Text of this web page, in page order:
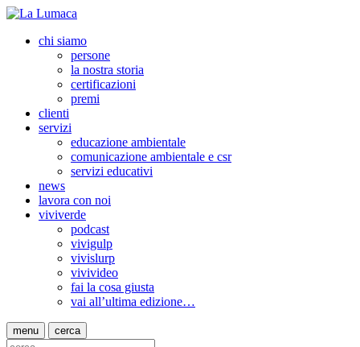
chi siamo
persone
la nostra storia
certificazioni
premi
clienti
servizi
educazione ambientale
comunicazione ambientale e csr
servizi educativi
news
lavora con noi
viviverde
podcast
vivigulp
vivislurp
vivivideo
fai la cosa giusta
vai all’ultima edizione…
menu cerca